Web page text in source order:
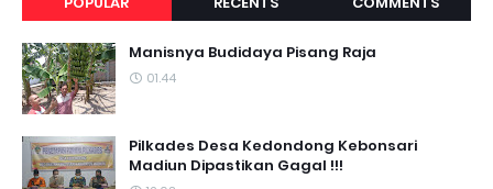
Manisnya Budidaya Pisang Raja
01.44
Pilkades Desa Kedondong Kebonsari
Madiun Dipastikan Gagal !!!